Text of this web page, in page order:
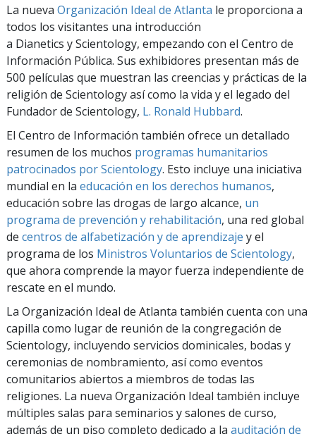
La nueva Organización Ideal de Atlanta le proporciona a
todos los visitantes una introducción
a Dianetics y Scientology, empezando con el Centro de
Información Pública. Sus exhibidores presentan más de
500 películas que muestran las creencias y prácticas de la
religión de Scientology así como la vida y el legado del
Fundador de Scientology, L. Ronald Hubbard.
El Centro de Información también ofrece un detallado
resumen de los muchos programas humanitarios
patrocinados por Scientology. Esto incluye una iniciativa
mundial en la educación en los derechos humanos,
educación sobre las drogas de largo alcance, un
programa de prevención y rehabilitación, una red global
de centros de alfabetización y de aprendizaje y el
programa de los Ministros Voluntarios de Scientology,
que ahora comprende la mayor fuerza independiente de
rescate en el mundo.
La Organización Ideal de Atlanta también cuenta con una
capilla como lugar de reunión de la congregación de
Scientology, incluyendo servicios dominicales, bodas y
ceremonias de nombramiento, así como eventos
comunitarios abiertos a miembros de todas las
religiones. La nueva Organización Ideal también incluye
múltiples salas para seminarios y salones de curso,
además de un piso completo dedicado a la auditación de